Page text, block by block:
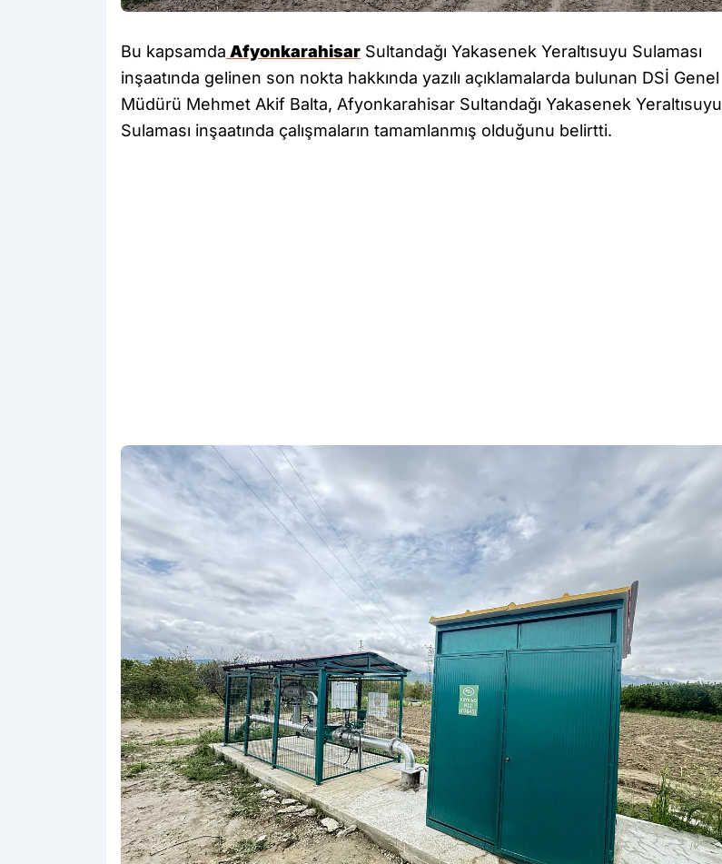
Bu kapsamda Afyonkarahisar Sultandağı Yakasenek Yeraltısuyu Sulaması
inşaatında gelinen son nokta hakkında yazılı açıklamalarda bulunan DSİ Genel
Müdürü Mehmet Akif Balta, Afyonkarahisar Sultandağı Yakasenek Yeraltısuyu
Sulaması inşaatında çalışmaların tamamlanmış olduğunu belirtti.